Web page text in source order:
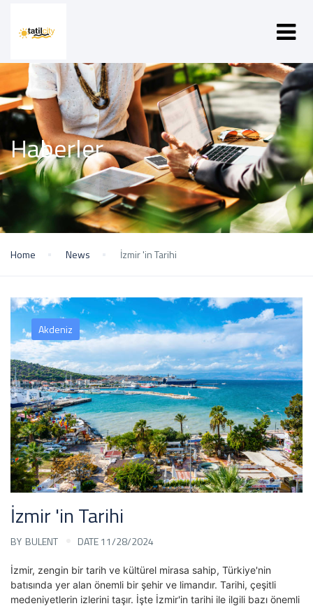
Haberler
Home News İzmir 'in Tarihi
Akdeniz
İzmir 'in Tarihi
BY BULENT DATE 11/28/2024
İzmir, zengin bir tarih ve kültürel mirasa sahip, Türkiye'nin
batısında yer alan önemli bir şehir ve limandır. Tarihi, çeşitli
medeniyetlerin izlerini taşır. İşte İzmir'in tarihi ile ilgili bazı önemli